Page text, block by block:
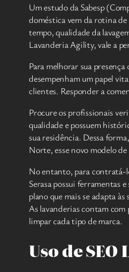
Um estudo da Sabesp
doméstica vem da rotina de
tempo, qualidade da
Lavanderia Agility, vale a
Para melhorar sua
desempenham um papel
clientes. Responder a
Procure os profissionais
qualidade e possuem
sua residência. Dessa
Norte, esse novo modelo
No entanto, para contratá-
Serasa possui ferramentas
plano que mais se adapta
As lavanderias contam com
limpar cada tipo de marca.
Uso de SEO